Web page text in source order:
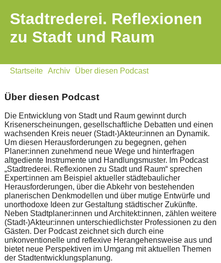
Stadtrederei. Reflexionen
zu Stadt und Raum
Startseite Archiv Über diesen Podcast
Über diesen Podcast
Die Entwicklung von Stadt und Raum gewinnt durch
Krisenerscheinungen, gesellschaftliche Debatten und einen
wachsenden Kreis neuer (Stadt-)Akteur:innen an Dynamik.
Um diesen Herausforderungen zu begegnen, gehen
Planer:innen zunehmend neue Wege und hinterfragen
altgediente Instrumente und Handlungsmuster. Im Podcast
„Stadtrederei. Reflexionen zu Stadt und Raum“ sprechen
Expert:innen am Beispiel aktueller städtebaulicher
Herausforderungen, über die Abkehr von bestehenden
planerischen Denkmodellen und über mutige Entwürfe und
unorthodoxe Ideen zur Gestaltung städtischer Zukünfte.
Neben Stadtplaner:innen und Architekt:innen, zählen weitere
(Stadt-)Akteur:innen unterschiedlichster Professionen zu den
Gästen. Der Podcast zeichnet sich durch eine
unkonventionelle und reflexive Herangehensweise aus und
bietet neue Perspektiven im Umgang mit aktuellen Themen
der Stadtentwicklungsplanung.